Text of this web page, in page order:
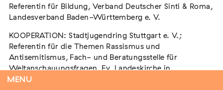
MENU
Tag der Menschlichkeit Verband Deutscher
Sinti und Roma, Landesverband Rheinland-
Extern
22. August 2026 Landau in der Pfalz
Referentin für Bildung, Verband Deutscher Sinti & Roma,
Landesverband Baden-Württemberg e. V.
KOOPERATION: Stadtjugendring Stuttgart e. V.;
Referentin für die Themen Rassismus und
Antisemitismus, Fach- und Beratungsstelle für
Weltanschauungsfragen, Ev. Landeskirche in
Württemberg; Initiative Lern- und Gedenkort Hotel